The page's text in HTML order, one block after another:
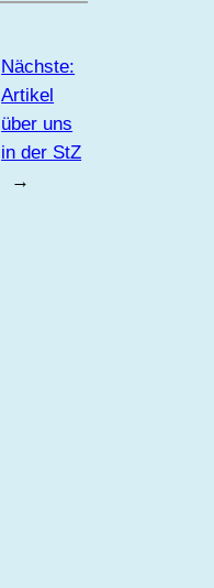
Nächste:
Artikel
über uns
in der StZ
→